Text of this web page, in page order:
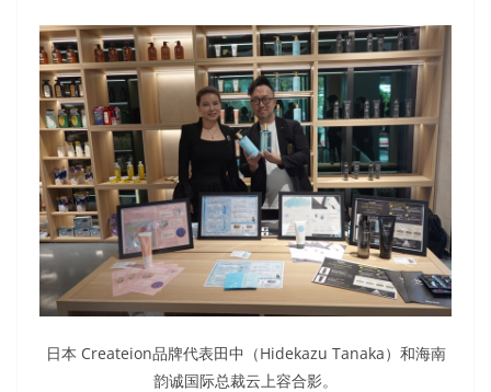
日本 Createion品牌代表田中（Hidekazu Tanaka）和海南
韵诚国际总裁云上容合影。